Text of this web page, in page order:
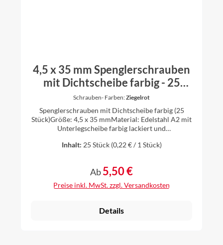
4,5 x 35 mm Spenglerschrauben
mit Dichtscheibe farbig - 25
Stück
Schrauben- Farben:Ziegelrot
Spenglerschrauben mit Dichtscheibe farbig (25
Stück)Größe: 4,5 x 35 mmMaterial: Edelstahl A2 mit
Unterlegscheibe farbig lackiert und
(RAL 7016), oxidrot (RAL 3009), ziegelrot (RAL
mm
Inhalt: 25 Stück (0,22 € / 1 Stück)
Regulärer Preis:
Ab5,50 €
Preise inkl. MwSt. zzgl. Versandkosten
Details